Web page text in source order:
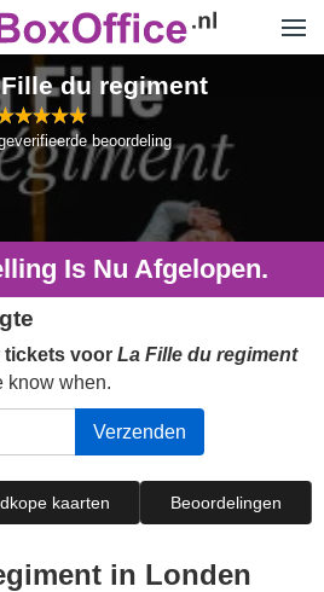
du regiment
beoordeling
Is Nu Afgelopen.
tickets voor La Fille du regiment
know when.
Verzenden
kaarten Beoordelingen
in Londen